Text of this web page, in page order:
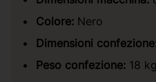
Colore: Nero
Dimensioni
Peso confezione: 18 kg